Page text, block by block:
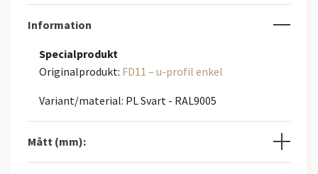
Information
Specialprodukt
Originalprodukt: FD11 – u-profil enkel
Variant/material: PL Svart - RAL9005
Mått (mm):